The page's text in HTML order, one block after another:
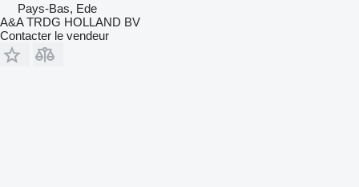
Pays-Bas, Ede
A&A TRDG HOLLAND BV
Contacter le vendeur